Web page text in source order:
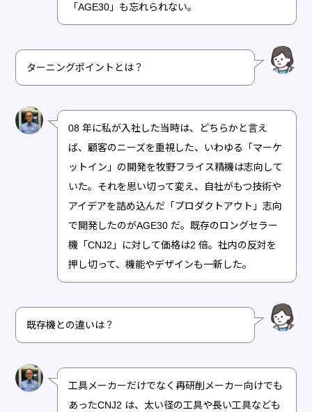
「AGE30」も忘れられない。
ターニングポイントとは？
08 年に私が入社した当時は、どちらかと言え
ば、顧客のニーズを重視した、いわゆる「マーケ
ットイン」の開発を牧野フライス精機は志向して
いた。それを思い切って変え、自社がもつ技術や
アイデアを詰め込んだ「プロダクトアウト」志向
で開発したのがAGE30 だ。既存のロングセラー
機「CNJ2」に対して価格は2 倍。社内の反対を
押し切って、機能やデザインも一新した。
既存機との違いは？
工具メーカーだけでなく再研削メーカー向けでも
あったCNJ2 は、太い径の工具や長い工具なども